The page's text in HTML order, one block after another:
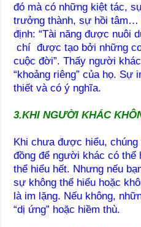
đó mà có những kiệt tác,
trưởng thành, sự hồi tâm…
định: “Tài năng được nuôi
chí được tạo bởi những
cuộc đời”. Thấy người
“khoảng riêng” của họ.
thiết và có ý nghĩa.
3.KHI NGƯỜI KHÁC
Khi chưa được hiểu,
đồng để người khác có thể
thể hiểu hết. Nhưng nếu
sự không thể hiểu hoặc
là im lặng. Nếu không,
“dị ứng” hoặc hiềm thù.